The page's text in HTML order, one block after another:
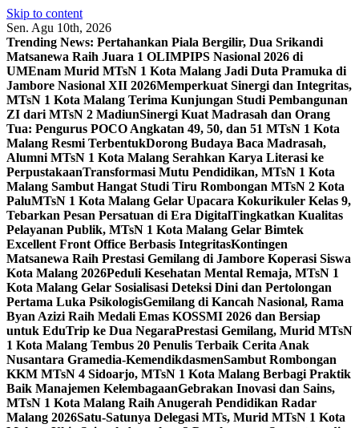
Skip to content
Sen. Agu 10th, 2026
Trending News: Pertahankan Piala Bergilir, Dua Srikandi
Matsanewa Raih Juara 1 OLIMPIPS Nasional 2026 di
UMEnam Murid MTsN 1 Kota Malang Jadi Duta Pramuka di
Jambore Nasional XII 2026Memperkuat Sinergi dan Integritas,
MTsN 1 Kota Malang Terima Kunjungan Studi Pembangunan
ZI dari MTsN 2 MadiunSinergi Kuat Madrasah dan Orang
Tua: Pengurus POCO Angkatan 49, 50, dan 51 MTsN 1 Kota
Malang Resmi TerbentukDorong Budaya Baca Madrasah,
Alumni MTsN 1 Kota Malang Serahkan Karya Literasi ke
PerpustakaanTransformasi Mutu Pendidikan, MTsN 1 Kota
Malang Sambut Hangat Studi Tiru Rombongan MTsN 2 Kota
PaluMTsN 1 Kota Malang Gelar Upacara Kokurikuler Kelas 9,
Tebarkan Pesan Persatuan di Era DigitalTingkatkan Kualitas
Pelayanan Publik, MTsN 1 Kota Malang Gelar Bimtek
Excellent Front Office Berbasis IntegritasKontingen
Matsanewa Raih Prestasi Gemilang di Jambore Koperasi Siswa
Kota Malang 2026Peduli Kesehatan Mental Remaja, MTsN 1
Kota Malang Gelar Sosialisasi Deteksi Dini dan Pertolongan
Pertama Luka PsikologisGemilang di Kancah Nasional, Rama
Byan Azizi Raih Medali Emas KOSSMI 2026 dan Bersiap
untuk EduTrip ke Dua NegaraPrestasi Gemilang, Murid MTsN
1 Kota Malang Tembus 20 Penulis Terbaik Cerita Anak
Nusantara Gramedia-KemendikdasmenSambut Rombongan
KKM MTsN 4 Sidoarjo, MTsN 1 Kota Malang Berbagi Praktik
Baik Manajemen KelembagaanGebrakan Inovasi dan Sains,
MTsN 1 Kota Malang Raih Anugerah Pendidikan Radar
Malang 2026Satu-Satunya Delegasi MTs, Murid MTsN 1 Kota